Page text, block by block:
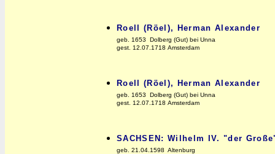
Roell (Röel), Herman Alexander
geb. 1653 Dolberg (Gut) bei Unna
gest. 12.07.1718 Amsterdam
Roell (Röel), Herman Alexander
geb. 1653 Dolberg (Gut) bei Unna
gest. 12.07.1718 Amsterdam
SACHSEN: Wilhelm IV. "der
geb. 21.04.1598 Altenburg